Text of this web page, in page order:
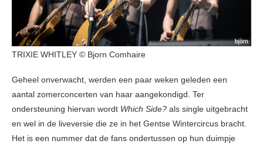
TRIXIE WHITLEY © Bjorn Comhaire
Geheel onverwacht, werden een paar weken geleden een
aantal zomerconcerten van haar aangekondigd. Ter
ondersteuning hiervan wordt Which Side? als single uitgebracht
en wel in de liveversie die ze in het Gentse Wintercircus bracht.
Het is een nummer dat de fans ondertussen op hun duimpje